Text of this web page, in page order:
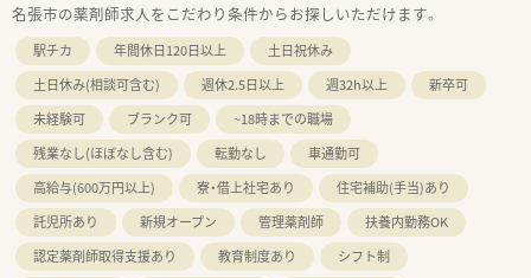
名張市の薬剤師求人をこだわり条件からお探しいただけます。
駅チカ 年間休日120日以上
土日祝休み
土日休み(相談可含む)
週休2.5日以上 週32h以上
新卒可
未経験可
ブランク可
~18時までの職場
残業なし(ほぼなし含む)
転勤なし
車通勤可
高給与(600万円以上)
寮・借上社宅あり
住宅補助(手当)あり
託児所あり
新規オープン 管理薬剤師
扶養内勤務OK
認定薬剤師取得支援あり
教育制度あり
シフト制